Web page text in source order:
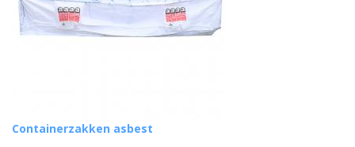
Containerzakken asbest